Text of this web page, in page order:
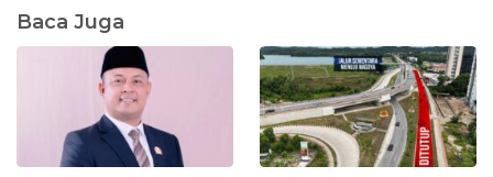
Baca Juga